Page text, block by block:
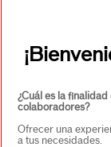
¿Cuál es la
colaboradores?
Ofrecer una
a tus necesidades.